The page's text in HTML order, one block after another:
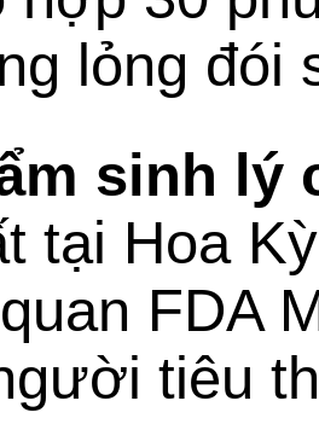
lỏng đói
sinh lý
tại Hoa
FDA
tiêu